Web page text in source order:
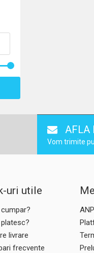
AFLA
Vom trimite
uri utile
livrare
frecvente